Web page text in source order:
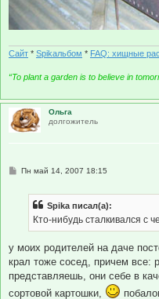
Сайт * Spikальбом * FAQ: хищные
“To plant a garden is to believe in
Ольга
долгожитель
С
е
Пн май 14, 2007 18:15
Spika писал(а):
Кто-нибудь сталкивался с
у моих родителей на даче
крал тоже сосед, причем все:
представляешь, они себе в
сортовой картошки,